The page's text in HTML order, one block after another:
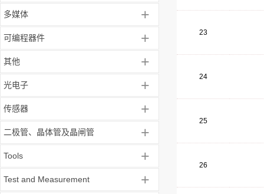
多媒体 +
可编程器件 +
其他 +
光电子 +
传感器 +
二极管、晶体管及晶闸管 +
Tools +
Test and Measurement +
23
24
25
26